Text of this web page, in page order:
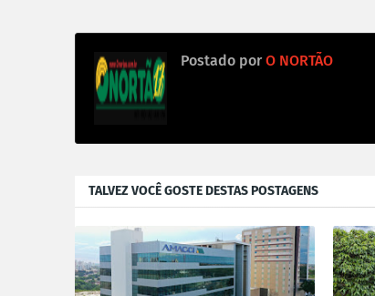
Postado por O NORTÃO
TALVEZ VOCÊ GOSTE DESTAS POSTAGENS